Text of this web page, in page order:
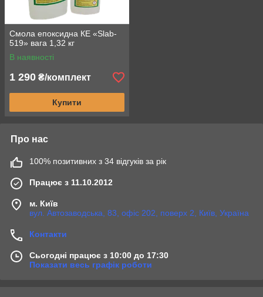
Смола епоксидна КЕ «Slab-
519» вага 1,32 кг
В наявності
1 290 ₴/комплект
Купити
Про нас
100% позитивних з 34 відгуків за рік
Працює з 11.10.2012
м. Київ
вул. Автозаводська, 83, офіс 202, поверх 2, Київ, Україна
Контакти
Сьогодні працює з 10:00 до 17:30
Показати весь графік роботи